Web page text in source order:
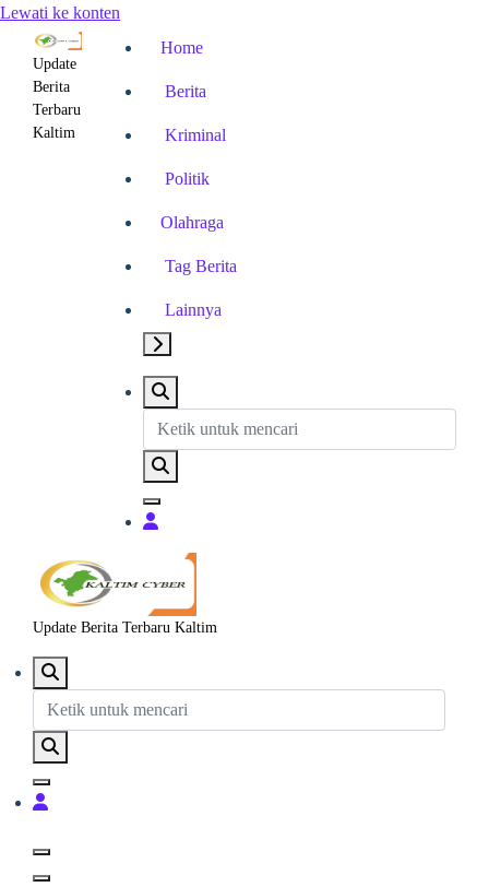
Lewati ke konten
Update
Berita
Terbaru
Kaltim
Home
Berita
Kriminal
Politik
Olahraga
Tag Berita
Lainnya
Update Berita Terbaru Kaltim